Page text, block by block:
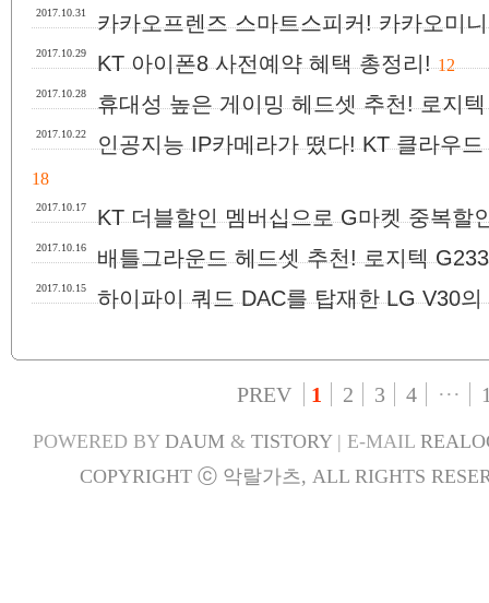
2017.10.31 카카오프렌즈 스마트스피커! 카카오미
2017.10.29 KT 아이폰8 사전예약 혜택 총정리! 12
2017.10.28 휴대성 높은 게이밍 헤드셋 추천! 로지
2017.10.22 인공지능 IP카메라가 떴다! KT 클라우
18
2017.10.17 KT 더블할인 멤버십으로 G마켓 중복할
2017.10.16 배틀그라운드 헤드셋 추천! 로지텍
2017.10.15 하이파이 쿼드 DAC를 탑재한 LG V30
PREV 1 2 3 4 ···
POWERED BY DAUM& TISTORY| E-MAIL
COPYRIGHT ⓒ 악랄가츠, ALL RIGHTS